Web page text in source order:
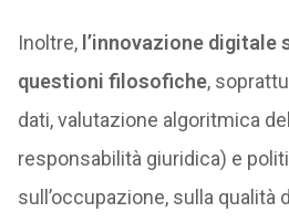
Inoltre, l’innovazione digitale
questioni filosofiche,
dati, valutazione algoritmica
responsabilità giuridica) e
sull’occupazione, sulla